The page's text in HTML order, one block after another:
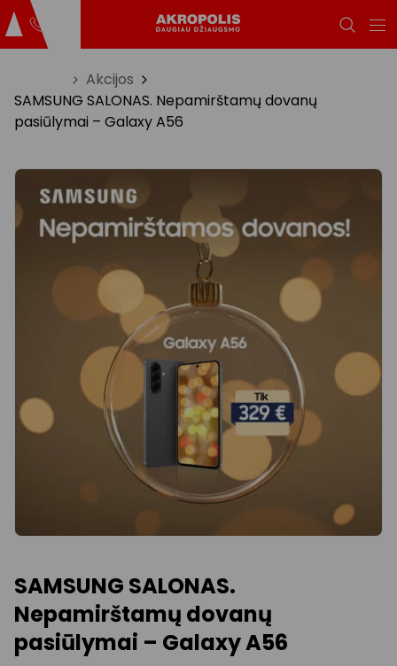
Akcijos
SAMSUNG SALONAS. Nepamirštamų dovanų
pasiūlymai – Galaxy A56
SAMSUNG SALONAS.
Nepamirštamų dovanų
pasiūlymai – Galaxy A56